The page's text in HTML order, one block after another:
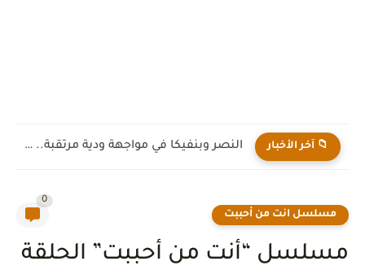
📁 آخر الأخبار مسلسل حب ع ورق.. دراما رومانسية تمزج بين المشاعر والواقع...
مسلسل انت من أحببت
0
مسلسل “أنت من أحببت” الحلقة